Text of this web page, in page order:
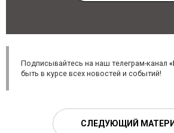
Подписывайтесь на наш телеграм-канал
быть в курсе всех новостей и событий!
СЛЕДУЮЩИЙ